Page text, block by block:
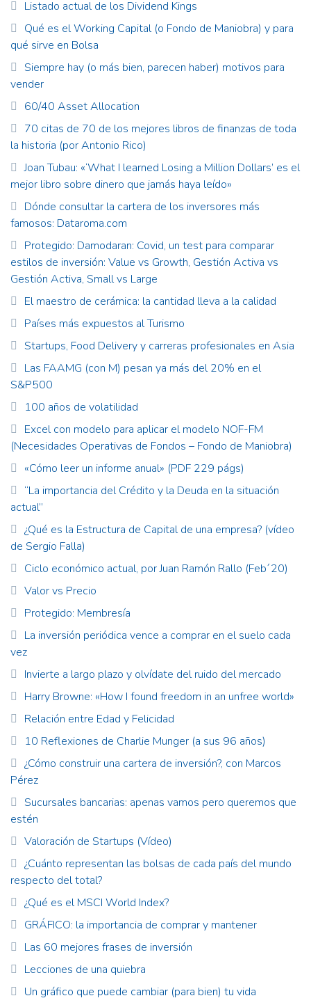
Listado actual de los Dividend Kings
Qué es el Working Capital (o Fondo de Maniobra) y para
qué sirve en Bolsa
Siempre hay (o más bien, parecen haber) motivos para
vender
60/40 Asset Allocation
70 citas de 70 de los mejores libros de finanzas de toda
la historia (por Antonio Rico)
Joan Tubau: «‘What I learned Losing a Million Dollars’ es el
mejor libro sobre dinero que jamás haya leído»
Dónde consultar la cartera de los inversores más
famosos: Dataroma.com
Protegido: Damodaran: Covid, un test para comparar
estilos de inversión: Value vs Growth, Gestión Activa vs
Gestión Activa, Small vs Large
El maestro de cerámica: la cantidad lleva a la calidad
Países más expuestos al Turismo
Startups, Food Delivery y carreras profesionales en Asia
Las FAAMG (con M) pesan ya más del 20% en el
S&P500
100 años de volatilidad
Excel con modelo para aplicar el modelo NOF-FM
(Necesidades Operativas de Fondos – Fondo de Maniobra)
«Cómo leer un informe anual» (PDF 229 págs)
“La importancia del Crédito y la Deuda en la situación
actual”
¿Qué es la Estructura de Capital de una empresa? (vídeo
de Sergio Falla)
Ciclo económico actual, por Juan Ramón Rallo (Feb´20)
Valor vs Precio
Protegido: Membresía
La inversión periódica vence a comprar en el suelo cada
vez
Invierte a largo plazo y olvídate del ruido del mercado
Harry Browne: «How I found freedom in an unfree world»
Relación entre Edad y Felicidad
10 Reflexiones de Charlie Munger (a sus 96 años)
¿Cómo construir una cartera de inversión?, con Marcos
Pérez
Sucursales bancarias: apenas vamos pero queremos que
estén
Valoración de Startups (Vídeo)
¿Cuánto representan las bolsas de cada país del mundo
respecto del total?
¿Qué es el MSCI World Index?
GRÁFICO: la importancia de comprar y mantener
Las 60 mejores frases de inversión
Lecciones de una quiebra
Un gráfico que puede cambiar (para bien) tu vida